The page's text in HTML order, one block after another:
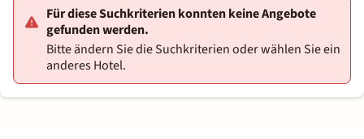
Für diese Suchkriterien konnten keine Angebote
gefunden werden.
Bitte ändern Sie die Suchkriterien oder wählen Sie ein
anderes Hotel.